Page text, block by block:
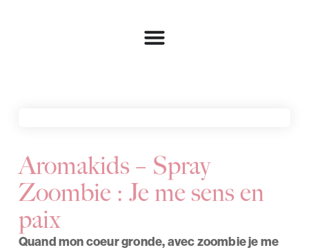
Aromakids – Spray
Zoombie : Je me sens en
paix
Quand mon coeur gronde, avec zoombie je me